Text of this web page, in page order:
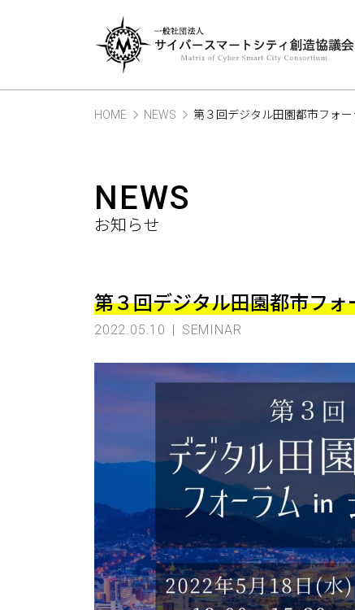
HOME NEWS 第３回デジタル田園都市フォ
お知らせ
NEWS
第３回デジタル田園都市フ
2022.05.10 SEMINAR